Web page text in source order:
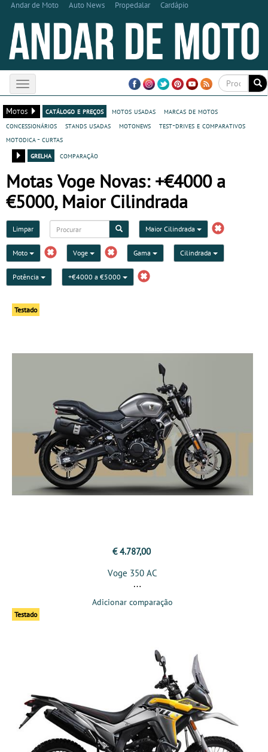
Andar de Moto Auto News Propedalar Cardápio
Toggle
navigation
Motos
catálogo e preços motos usadas
marcas de motos
concessionários
stands usadas motonews
test-drives e comparativos
motodica - curtas
grelha
comparação
Motas Voge Novas: +€4000 a
€5000, Maior Cilindrada
Limpar Maior Cilindrada
Moto Voge Gama Cilindrada
Potência +€4000 a €5000
Testado
€ 4.787,00
Voge 350 AC
Adicionar comparação
Testado